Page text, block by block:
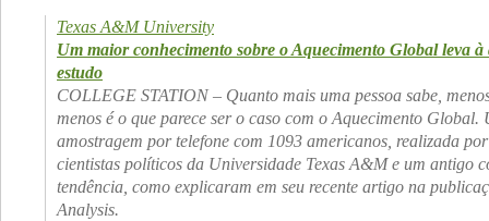
Texas A&M University
Um maior conhecimento sobre o Aquecimento Global leva
estudo
COLLEGE STATION – Quanto mais uma pessoa sabe,
menos é o que parece ser o caso com o Aquecimento Global.
amostragem por telefone com 1093 americanos, realizada
cientistas políticos da Universidade Texas A&M e um antigo
tendência, como explicaram em seu recente artigo na
Analysis.